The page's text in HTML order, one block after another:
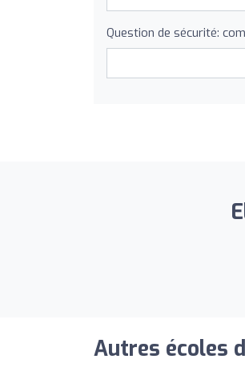
Question de sécurité:
Autres écoles